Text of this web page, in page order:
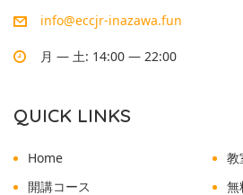
info@eccjr-inazawa.fun
月 — 土: 14:00 — 22:00
QUICK LINKS
Home
教
開講コース
無